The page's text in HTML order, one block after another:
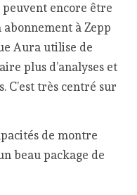
peuvent encore être
à Zepp
Aura utilise de
plus d’analyses et
C’est très centré sur
de montre
beau package de